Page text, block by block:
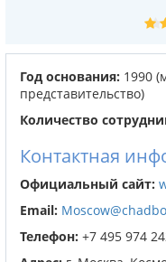
Год основания: 1990
представительство)
Количество
Контактная
Официальный сайт:
Email:
Телефон: +7 495 974